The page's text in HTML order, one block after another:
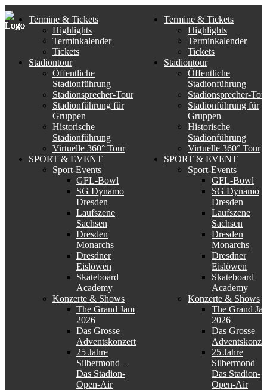
Termine & Tickets
Highlights
Terminkalender
Tickets
Stadiontour
Öffentliche
Stadionführung
Stadionsprecher-Tour
Stadionführung für
Gruppen
Historische
Stadionführung
Virtuelle 360° Tour
SPORT & EVENT
Sport-Events
GFL-Bowl
SG Dynamo
Dresden
Laufszene
Sachsen
Dresden
Monarchs
Dresdner
Eislöwen
Skateboard
Academy
Konzerte & Shows
The Grand Jam
2026
Das Grosse
Adventskonzert
25 Jahre
Silbermond –
Das Stadion-
Open-Air
Termine & Tickets
Highlights
Terminkalender
Tickets
Stadiontour
Öffentliche
Stadionführung
Stadionsprecher-
Stadionführung für
Gruppen
Historische
Stadionführung
Virtuelle 360° Tour
SPORT & EVENT
Sport-Events
GFL-Bowl
SG Dynamo
Dresden
Laufszene
Sachsen
Dresden
Monarchs
Dresdner
Eislöwen
Skateboard
Academy
Konzerte & Shows
The Grand
2026
Das Grosse
25 Jahre
Silbermond –
Das Stadion-
Open-Air